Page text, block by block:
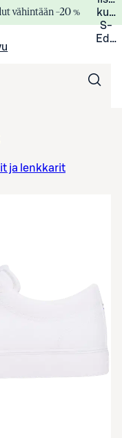
vähintään –20 %
S-
ja lenkkarit